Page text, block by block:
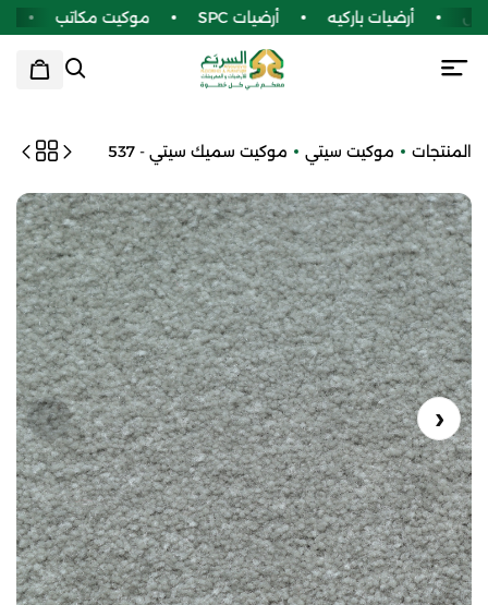
أرضيات باركيه أرضيات SPC موكيت مكاتب
المنتجات موكيت سيتي موكيت سميك سيتي - 537